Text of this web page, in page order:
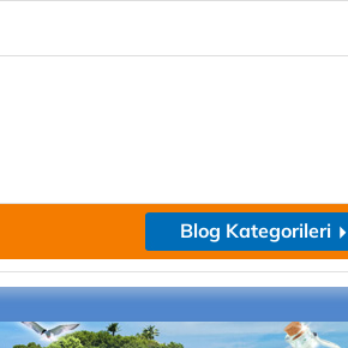
Blog Kategorileri